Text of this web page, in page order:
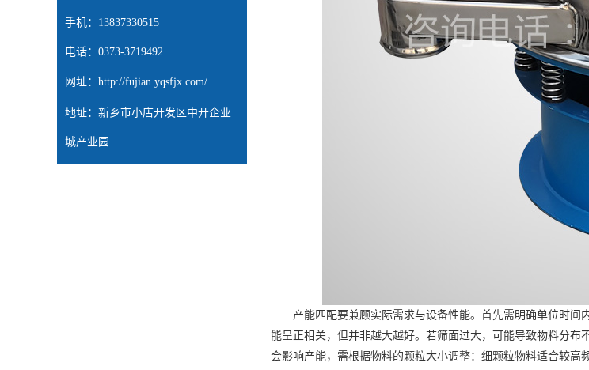
手机：13837330515
电话：0373-3719492
网址： http://fujian.yqsfjx.com/
地址：新乡市小店开发区中开企业
城产业园
产能匹配要兼顾实际需求与设备性能。首先需明确单位时间
能呈正相关，但并非越大越好。若筛面过大，可能导致物料分
会影响产能，需根据物料的颗粒大小调整：细颗粒物料适合较高